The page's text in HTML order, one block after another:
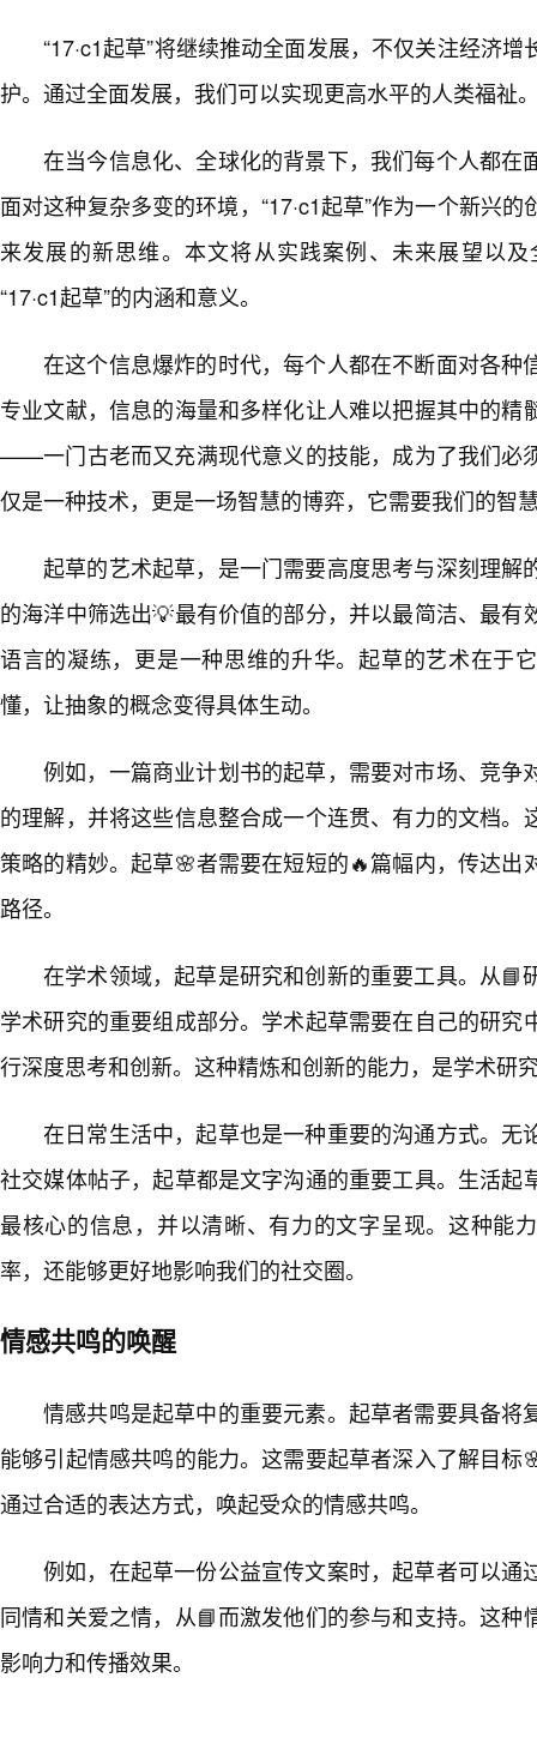
“17·c1起草”将继续推动全面发展，不仅关注经济
护。通过全面发展，我们可以实现更高水平的人类福祉
在当今信息化、全球化的背景下，我们每个人都在
面对这种复杂多变的环境，“17·c1起草”作为一个新兴
来发展的新思维。本文将从实践案例、未来展望以
“17·c1起草”的内涵和意义。
在这个信息爆炸的时代，每个人都在不断面对各种
专业文献，信息的海量和多样化让人难以把握其中的精
——一门古老而又充满现代意义的技能，成为了我们必
仅是一种技术，更是一场智慧的博弈，它需要我们的智
起草的艺术起草，是一门需要高度思考与深刻理解
的海洋中筛选出💡最有价值的部分，并以最简洁、最有
语言的凝练，更是一种思维的升华。起草的艺术在于
懂，让抽象的概念变得具体生动。
例如，一篇商业计划书的起草，需要对市场、竞争
的理解，并将这些信息整合成一个连贯、有力的文档。
策略的精妙。起草🌸者需要在短短的🔥篇幅内，传达出
路径。
在学术领域，起草是研究和创新的重要工具。从📘
学术研究的重要组成部分。学术起草需要在自己的研究
行深度思考和创新。这种精炼和创新的能力，是学术研
在日常生活中，起草也是一种重要的沟通方式。无
社交媒体帖子，起草都是文字沟通的重要工具。生活起
最核心的信息，并以清晰、有力的文字呈现。这种能
率，还能够更好地影响我们的社交圈。
情感共鸣的唤醒
情感共鸣是起草中的重要元素。起草者需要具备将
能够引起情感共鸣的能力。这需要起草者深入了解目标
通过合适的表达方式，唤起受众的情感共鸣。
例如，在起草一份公益宣传文案时，起草者可以通
同情和关爱之情，从📘而激发他们的参与和支持。这种
影响力和传播效果。